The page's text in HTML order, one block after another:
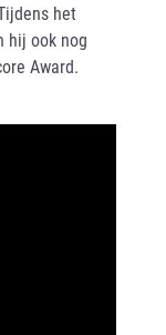
het
hij ook nog
Award.